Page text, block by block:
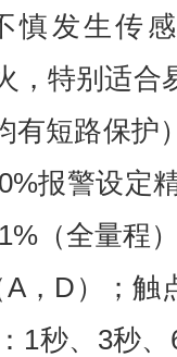
慎发生传
，特别适合
有短路保护
报警设定
（全量程
，D）；触
1秒、3秒